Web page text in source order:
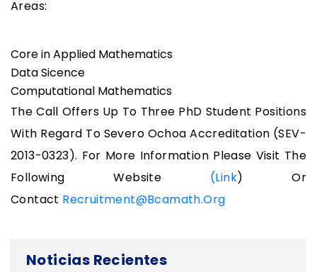
Areas:
Core in Applied Mathematics
Data Sicence
Computational Mathematics
The Call Offers Up To Three PhD Student Positions
With Regard To Severo Ochoa Accreditation (SEV-
2013-0323). For More Information Please Visit The
Following Website (link) Or
Contact Recruitment@bcamath.org
Noticias Recientes